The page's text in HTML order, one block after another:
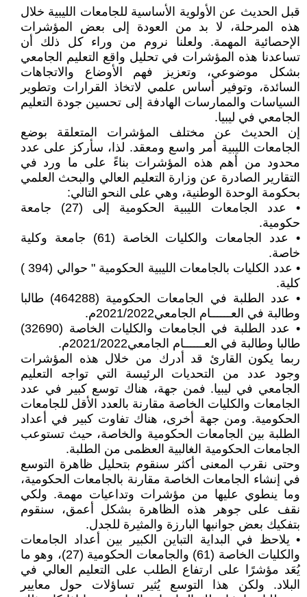
قبل الحديث عن الأولوية الأساسية للجامعات الليبية خلال
هذه المرحلة، لا بد من العودة إلى بعض المؤشرات
الإحصائية المهمة. ولعلنا نروم من وراء كل ذلك أن
تساعدنا هذه المؤشرات في تحليل واقع التعليم الجامعي
بشكل موضوعي، وتعزيز فهم الأوضاع والاتجاهات
السائدة، وتوفير أساس علمي لاتخاذ القرارات وتطوير
السياسات والممارسات الهادفة إلى تحسين جودة التعليم
الجامعي في ليبيا.
إن الحديث عن مختلف المؤشرات المتعلقة بوضع
الجامعات الليبية أمر واسع ومعقد. لذا، سأركز على عدد
محدود من أهم هذه المؤشرات بناءً على ما ورد في
التقارير الصادرة عن وزارة التعليم العالي والبحث العلمي
بحكومة الوحدة الوطنية، وهي على النحو التالي:
• عدد الجامعات الليبية الحكومية إلى (27) جامعة
حكومية.
• عدد الجامعات والكليات الخاصة (61) جامعة وكلية
خاصة.
• عدد الكليات بالجامعات الليبية الحكومية " حوالي (394 )
كلية.
• عدد الطلبة في الجامعات الحكومية (464288) طالبا
وطالبة في العــــــام الجامعي2021/2022م.
• عدد الطلبة في الجامعات والكليات الخاصة (32690)
طالبا وطالبة في العــــــام الجامعي2021/2022م.
ربما يكون القارئ قد أدرك من خلال هذه المؤشرات
وجود عدد من التحديات الرئيسة التي تواجه التعليم
الجامعي في ليبيا. فمن جهة، هناك توسع كبير في عدد
الجامعات والكليات الخاصة مقارنة بالعدد الأقل للجامعات
الحكومية. ومن جهة أخرى، هناك تفاوت كبير في أعداد
الطلبة بين الجامعات الحكومية والخاصة، حيث تستوعب
الجامعات الحكومية الغالبية العظمى من الطلبة.
وحتى نقرب المعنى أكثر سنقوم بتحليل ظاهرة التوسع
في إنشاء الجامعات الخاصة مقارنة بالجامعات الحكومية،
وما ينطوي عليها من مؤشرات وتداعيات مهمة. ولكي
نقف على جوهر هذه الظاهرة بشكل أعمق، سنقوم
بتفكيك بعض جوانبها البارزة والمثيرة للجدل.
• يلاحظ في البداية التباين الكبير بين أعداد الجامعات
والكليات الخاصة (61) والجامعات الحكومية (27)، وهو ما
يُعَد مؤشرًا على ارتفاع الطلب على التعليم العالي في
البلاد. ولكن هذا التوسع يُثير تساؤلات حول معايير